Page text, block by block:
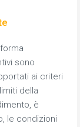
sono
ai criteri
della
è
le condizioni